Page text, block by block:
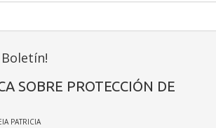
SOBRE PROTECCIÓN DE
PATRICIA